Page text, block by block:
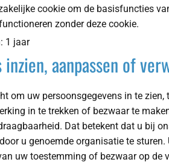
cookie om de basisfuncties
zonder deze cookie.
1 jaar
inzien, aanpassen of
om uw persoonsgegevens in te
in te trekken of bezwaar te
Dat betekent dat u bij
u genoemde organisatie te
uw toestemming of bezwaar op de